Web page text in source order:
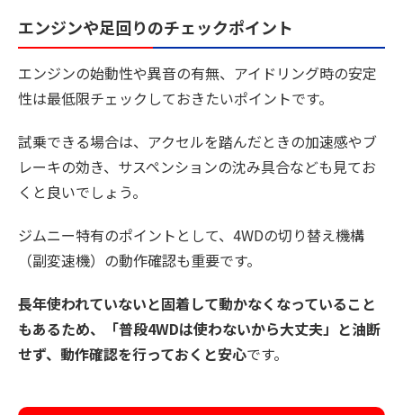
エンジンや足回りのチェックポイント
エンジンの始動性や異音の有無、アイドリング時の安定
性は最低限チェックしておきたいポイントです。
試乗できる場合は、アクセルを踏んだときの加速感やブ
レーキの効き、サスペンションの沈み具合なども見てお
くと良いでしょう。
ジムニー特有のポイントとして、4WDの切り替え機構
（副変速機）の動作確認も重要です。
長年使われていないと固着して動かなくなっていること
もあるため、「普段4WDは使わないから大丈夫」と油断
せず、動作確認を行っておくと安心です。